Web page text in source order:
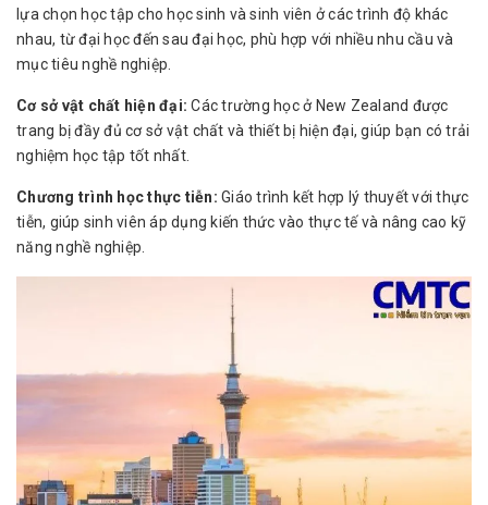
lựa chọn học tập cho học sinh và sinh viên ở các trình độ khác
nhau, từ đại học đến sau đại học, phù hợp với nhiều nhu cầu và
mục tiêu nghề nghiệp.
Cơ sở vật chất hiện đại:Các trường học ở New Zealand được
trang bị đầy đủ cơ sở vật chất và thiết bị hiện đại, giúp bạn có trải
nghiệm học tập tốt nhất.
Chương trình học thực tiễn: Giáo trình kết hợp lý thuyết với thực
tiễn, giúp sinh viên áp dụng kiến thức vào thực tế và nâng cao kỹ
năng nghề nghiệp.